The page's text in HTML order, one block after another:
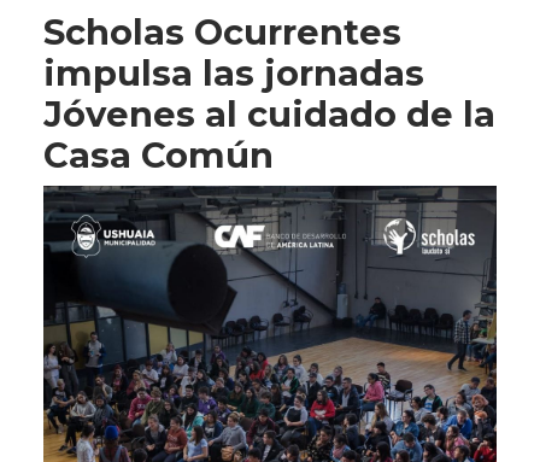
Scholas Ocurrentes
impulsa las jornadas
Jóvenes al cuidado de la
Casa Común